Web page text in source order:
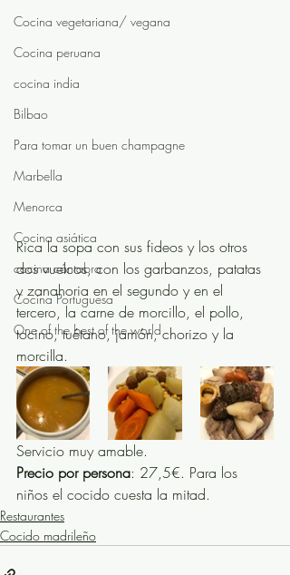
Cocina vegetariana/ vegana
Cocina peruana
cocina india
Bilbao
Para tomar un buen champagne
Marbella
Menorca
Cocina asiática
cocina cántabra
Cocina Portuguesa
One of the best of the world
Rica la sopa con sus fideos y los otros
dos vuelcos, con los garbanzos, patatas
y zanahoria en el segundo y en el
tercero, la carne de morcillo, el pollo,
tocino, tuétano, jamón, chorizo y la
morcilla.
Servicio muy amable.
Precio por persona: 27,5€. Para los
niños el cocido cuesta la mitad.
Restaurantes
Cocido madrileño